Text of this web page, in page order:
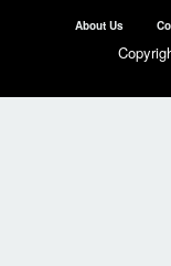
About Us